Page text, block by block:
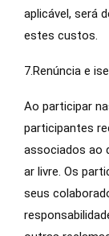
aplicável, será
estes custos.
7.Renúncia e
Ao participar
participantes
associados ao
ar livre. Os
seus